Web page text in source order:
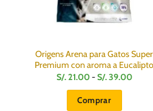
Origens Arena para Gatos Super
Premium con aroma a Eucalipto
S/.21.00-S/.39.00Rango
Comprar